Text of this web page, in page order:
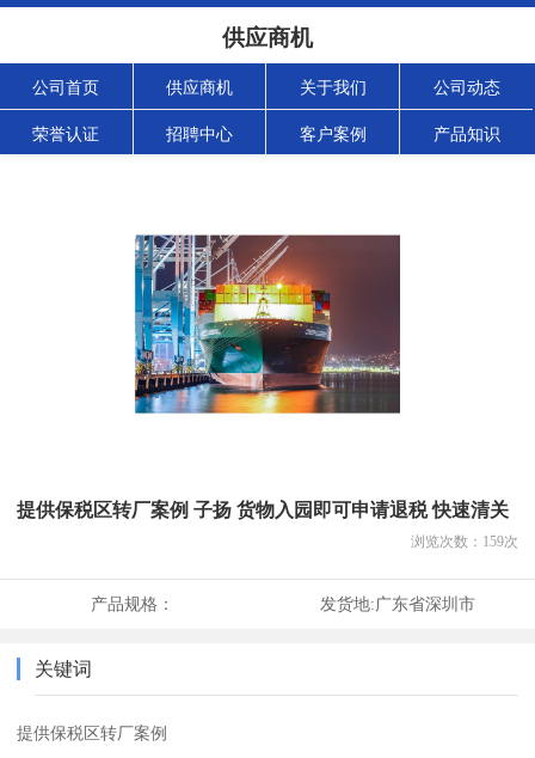
供应商机
公司首页 供应商机 关于我们 公司动态
荣誉认证 招聘中心 客户案例 产品知识
提供保税区转厂案例 子扬 货物入园即可申请退税 快速清关
浏览次数： 159次
产品规格： 发货地:广东省深圳市
关键词
提供保税区转厂案例